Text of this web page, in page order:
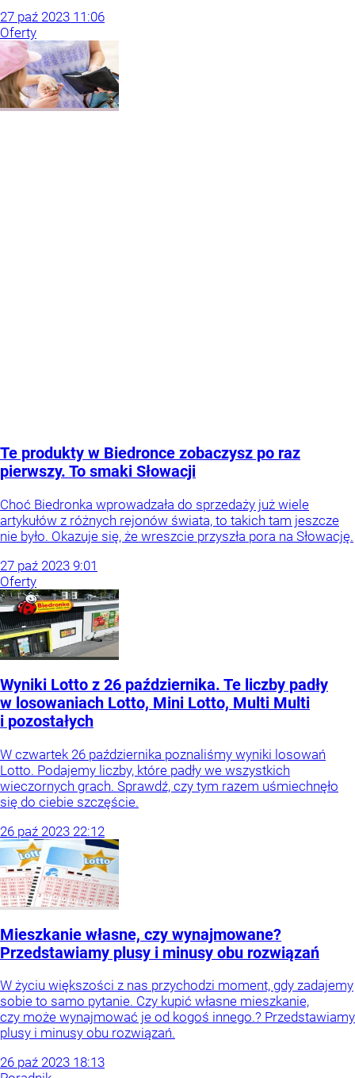
27 paź 2023 11:06
Oferty
Te produkty w Biedronce zobaczysz po raz
pierwszy. To smaki Słowacji
Choć Biedronka wprowadzała do sprzedaży już wiele
artykułów z różnych rejonów świata, to takich tam jeszcze
nie było. Okazuje się, że wreszcie przyszła pora na Słowację.
27 paź 2023 9:01
Oferty
Wyniki Lotto z 26 października. Te liczby padły
w losowaniach Lotto, Mini Lotto, Multi Multi
i pozostałych
W czwartek 26 października poznaliśmy wyniki losowań
Lotto. Podajemy liczby, które padły we wszystkich
wieczornych grach. Sprawdź, czy tym razem uśmiechnęło
się do ciebie szczęście.
26 paź 2023 22:12
Mieszkanie własne, czy wynajmowane?
Przedstawiamy plusy i minusy obu rozwiązań
W życiu większości z nas przychodzi moment, gdy zadajemy
sobie to samo pytanie. Czy kupić własne mieszkanie,
czy może wynajmować je od kogoś innego.? Przedstawiamy
plusy i minusy obu rozwiązań.
26 paź 2023 18:13